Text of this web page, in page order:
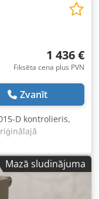
1 436 €
Fiksēta cena plus PVN
Zvanīt
D kontrolieris,
saturs kā
Mazā sludinājuma